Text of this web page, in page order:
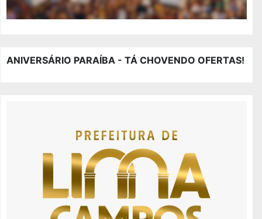
ANIVERSÁRIO PARAÍBA - TÁ CHOVENDO OFERTAS!